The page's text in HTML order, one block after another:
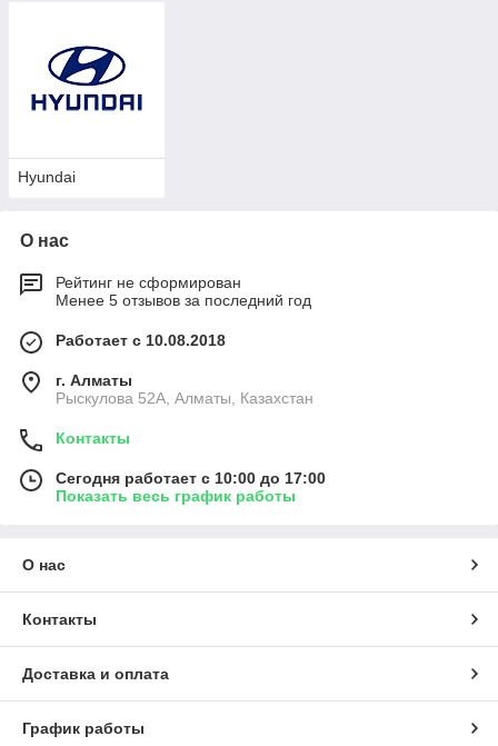
Hyundai
О нас
Рейтинг не сформирован
Менее 5 отзывов за последний год
Работает с 10.08.2018
г. Алматы
Рыскулова 52А, Алматы, Казахстан
Контакты
Сегодня работает с 10:00 до 17:00
Показать весь график работы
О нас
Контакты
Доставка и оплата
График работы